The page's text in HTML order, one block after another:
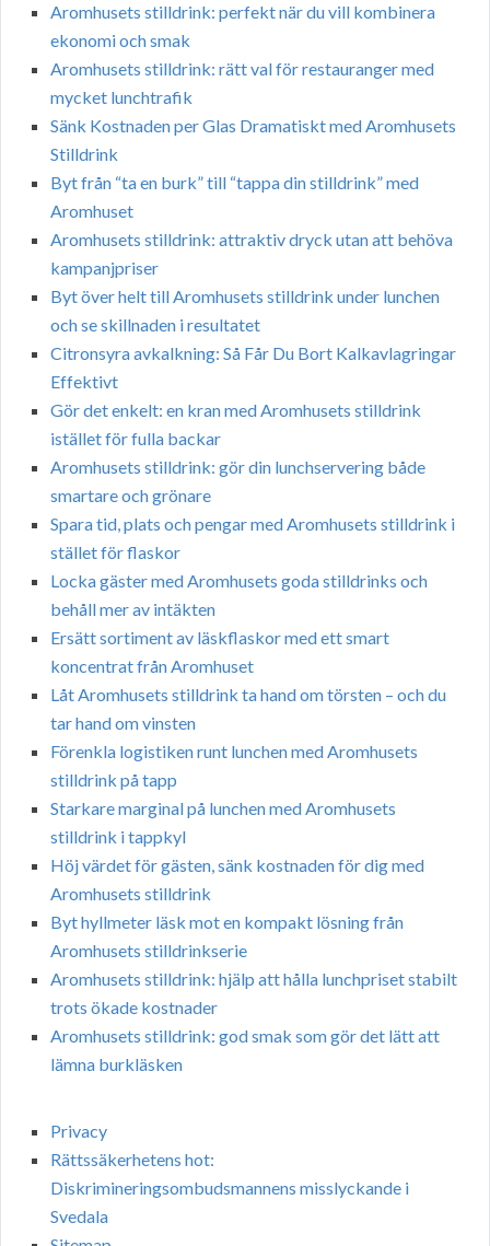
Aromhusets stilldrink: perfekt när du vill kombinera
ekonomi och smak
Aromhusets stilldrink: rätt val för restauranger med
mycket lunchtrafik
Sänk Kostnaden per Glas Dramatiskt med Aromhusets
Stilldrink
Byt från “ta en burk” till “tappa din stilldrink” med
Aromhuset
Aromhusets stilldrink: attraktiv dryck utan att behöva
kampanjpriser
Byt över helt till Aromhusets stilldrink under lunchen
och se skillnaden i resultatet
Citronsyra avkalkning: Så Får Du Bort Kalkavlagringar
Effektivt
Gör det enkelt: en kran med Aromhusets stilldrink
istället för fulla backar
Aromhusets stilldrink: gör din lunchservering både
smartare och grönare
Spara tid, plats och pengar med Aromhusets stilldrink i
stället för flaskor
Locka gäster med Aromhusets goda stilldrinks och
behåll mer av intäkten
Ersätt sortiment av läskflaskor med ett smart
koncentrat från Aromhuset
Låt Aromhusets stilldrink ta hand om törsten – och du
tar hand om vinsten
Förenkla logistiken runt lunchen med Aromhusets
stilldrink på tapp
Starkare marginal på lunchen med Aromhusets
stilldrink i tappkyl
Höj värdet för gästen, sänk kostnaden för dig med
Aromhusets stilldrink
Byt hyllmeter läsk mot en kompakt lösning från
Aromhusets stilldrinkserie
Aromhusets stilldrink: hjälp att hålla lunchpriset stabilt
trots ökade kostnader
Aromhusets stilldrink: god smak som gör det lätt att
lämna burkläsken
Privacy
Rättssäkerhetens hot:
Diskrimineringsombudsmannens misslyckande i
Svedala